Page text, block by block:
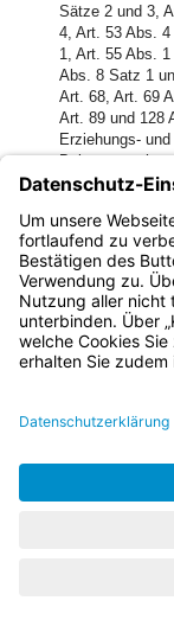
Sätze 2 und 3,
4, Art. 53 Abs.
1, Art. 55 Abs.
Abs. 8 Satz 1
Art. 68, Art. 69
Art. 89 und 128
Erziehungs-
BayRS 2230-1-
Verordnung:
Bayern.de
BayernPortal
Impressum